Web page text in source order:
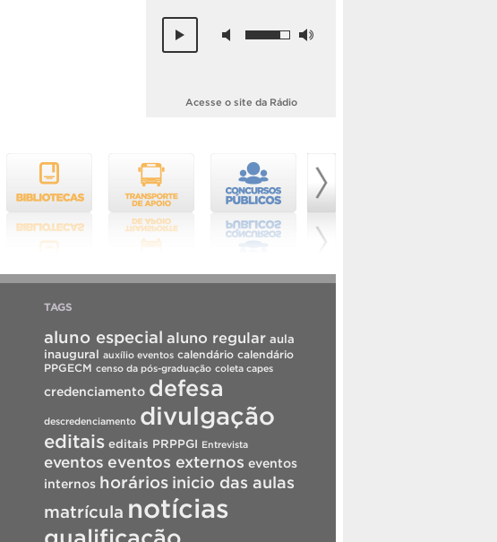
Acesse o site da Rádio
TAGS
aluno especial aluno regular aula
inaugural auxílio eventos calendário calendário
PPGECM censo da pós-graduação coleta capes
credenciamento defesa
descredenciamento divulgação
editais editais PRPPGI Entrevista
eventos eventos externos eventos
internos horários inicio das aulas
matrícula notícias